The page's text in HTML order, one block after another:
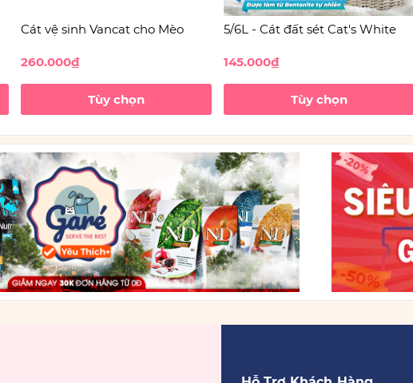
Cát vệ sinh Vancat cho Mèo
260.000₫
Tùy chọn
5/6L - Cát đất sét Cat's White
145.000₫
Tùy chọn